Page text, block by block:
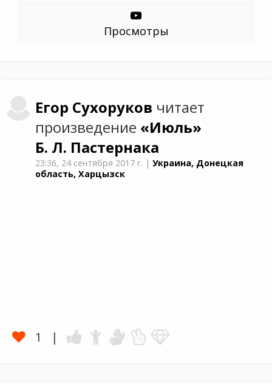
Просмотры
Егор Сухоруков читает
произведение «Июль»
Б. Л. Пастернака
23:36, 24 сентября 2017 г. |Украина, Донецкая
область, Харцызск
1